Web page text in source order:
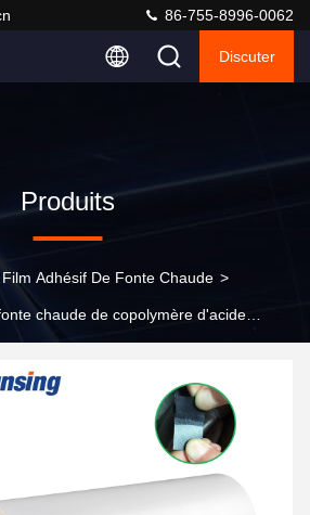
86-755-8996-0062
Discuter
Produits
Film Adhésif De Fonte Chaude >
chaude de copolymère d'acide